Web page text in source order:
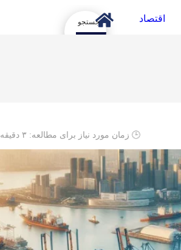
اقتصاد
🕒 زمان مورد نیاز برای مطالعه: ۳ دقیقه